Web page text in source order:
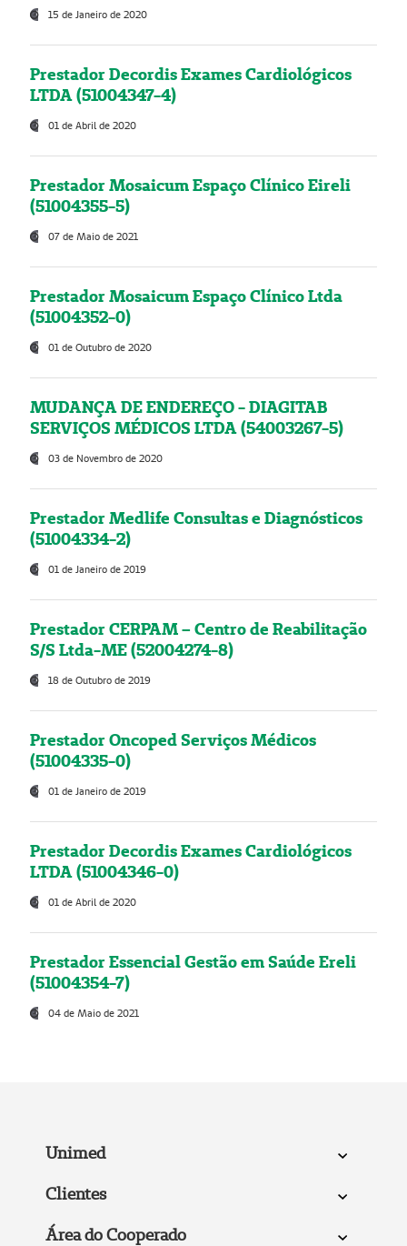
15 de Janeiro de 2020
Prestador Decordis Exames Cardiológicos
LTDA (51004347-4)
01 de Abril de 2020
Prestador Mosaicum Espaço Clínico Eireli
(51004355-5)
07 de Maio de 2021
Prestador Mosaicum Espaço Clínico Ltda
(51004352-0)
01 de Outubro de 2020
MUDANÇA DE ENDEREÇO - DIAGITAB
SERVIÇOS MÉDICOS LTDA (54003267-5)
03 de Novembro de 2020
Prestador Medlife Consultas e Diagnósticos
(51004334-2)
01 de Janeiro de 2019
Prestador CERPAM – Centro de Reabilitação
S/S Ltda-ME (52004274-8)
18 de Outubro de 2019
Prestador Oncoped Serviços Médicos
(51004335-0)
01 de Janeiro de 2019
Prestador Decordis Exames Cardiológicos
LTDA (51004346-0)
01 de Abril de 2020
Prestador Essencial Gestão em Saúde Ereli
(51004354-7)
04 de Maio de 2021
Unimed
Clientes
Área do Cooperado